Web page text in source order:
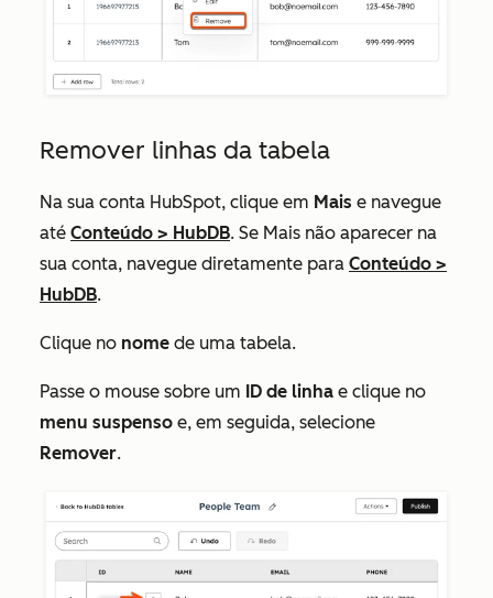
Remover linhas da tabela
Na sua conta HubSpot, clique em Mais e navegue
até Conteúdo > HubDB. Se Mais não aparecer na
sua conta, navegue diretamente para Conteúdo >
HubDB.
Clique no nome de uma tabela.
Passe o mouse sobre um ID de linha e clique no
menu suspenso e, em seguida, selecione
Remover.